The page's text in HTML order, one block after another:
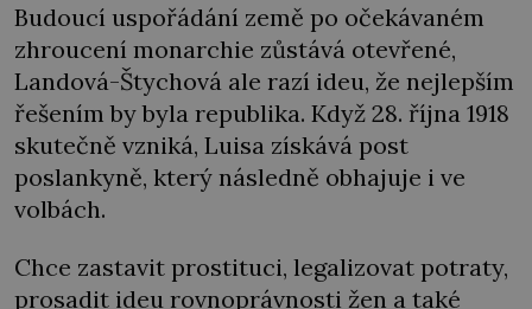
Budoucí uspořádání země po očekávaném
zhroucení monarchie zůstává otevřené,
Landová-Štychová ale razí ideu, že nejlepším
řešením by byla republika. Když 28. října 1918
skutečně vzniká, Luisa získává post
poslankyně, který následně obhajuje i ve
volbách.
Chce zastavit prostituci, legalizovat potraty,
prosadit ideu rovnoprávnosti žen a také